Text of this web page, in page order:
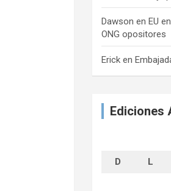
Dawson en EU
ONG opositores
Erick en
Ediciones
D L